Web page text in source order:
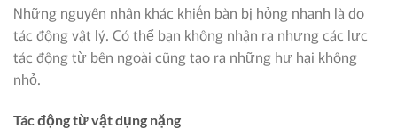
Những nguyên nhân khác khiến bàn bị hỏng nhanh là do
tác động vật lý. Có thể bạn không nhận ra nhưng các lực
tác động từ bên ngoài cũng tạo ra những hư hại không
nhỏ.
Tác động từ vật dụng nặng